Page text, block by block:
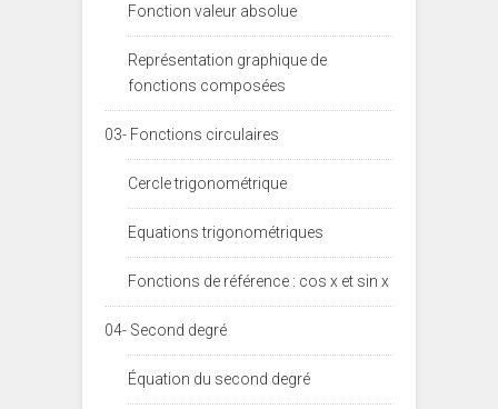
Fonction valeur absolue
Représentation graphique de
fonctions composées
03- Fonctions circulaires
Cercle trigonométrique
Equations trigonométriques
Fonctions de référence : cos x et sin x
04- Second degré
Équation du second degré